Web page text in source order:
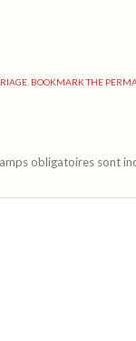
. BOOKMARK THE
obligatoires sont